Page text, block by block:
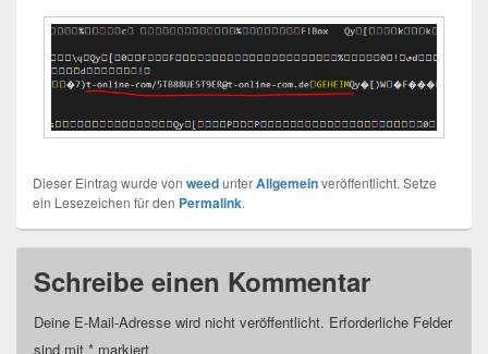
Dieser Eintrag wurde von weedunterAllgemeinveröffentlicht. Setze
ein Lesezeichen für den Permalink.
Schreibe einen Kommentar
Deine E-Mail-Adresse wird nicht veröffentlicht. Erforderliche Felder
sind mit * markiert